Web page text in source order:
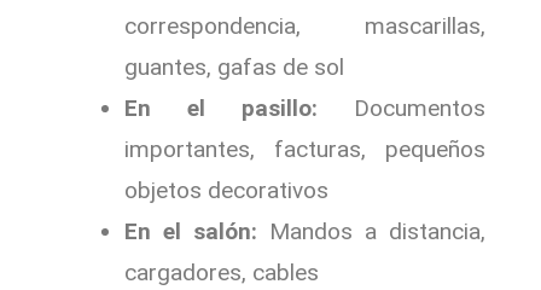
correspondencia, mascarillas,
guantes, gafas de sol
En el pasillo: Documentos
importantes, facturas, pequeños
objetos decorativos
En el salón: Mandos a distancia,
cargadores, cables